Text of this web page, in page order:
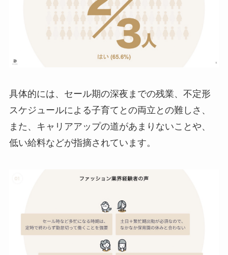
具体的には、セール期の深夜までの残業、不定形
スケジュールによる子育てとの両立との難しさ、
また、キャリアアップの道があまりないことや、
低い給料などが指摘されています。